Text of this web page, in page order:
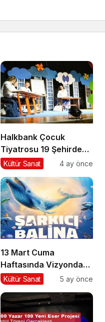
Halkbank Çocuk
Tiyatrosu 19 Şehirde
50 Gösterimle Sahne
Kültür Sanat 4 ay önce
13 Mart Cuma
Haftasında Vizyonda
Hangi Filmler Var?
Kültür Sanat 5 ay önce